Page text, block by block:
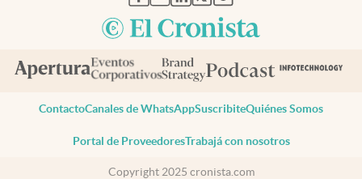
ContactoCanales de WhatsAppSuscribiteQuiénes Somos
Portal de ProveedoresTrabajá con nosotros
Copyright 2025 cronista.com